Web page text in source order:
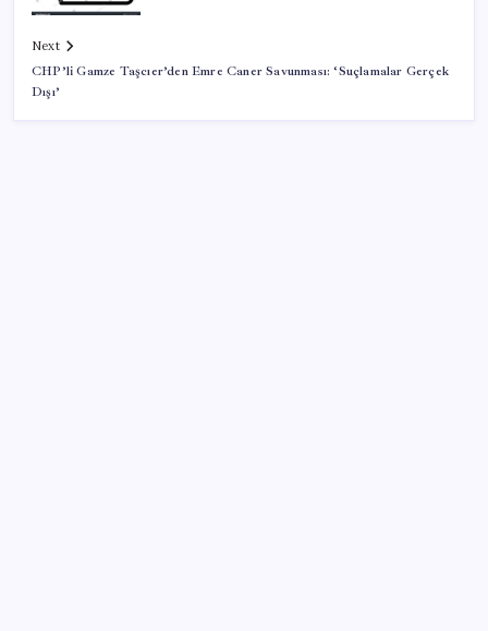
Next
CHP’li Gamze Taşcıer’den Emre Caner Savunması: ‘Suçlamalar Gerçek
Dışı’